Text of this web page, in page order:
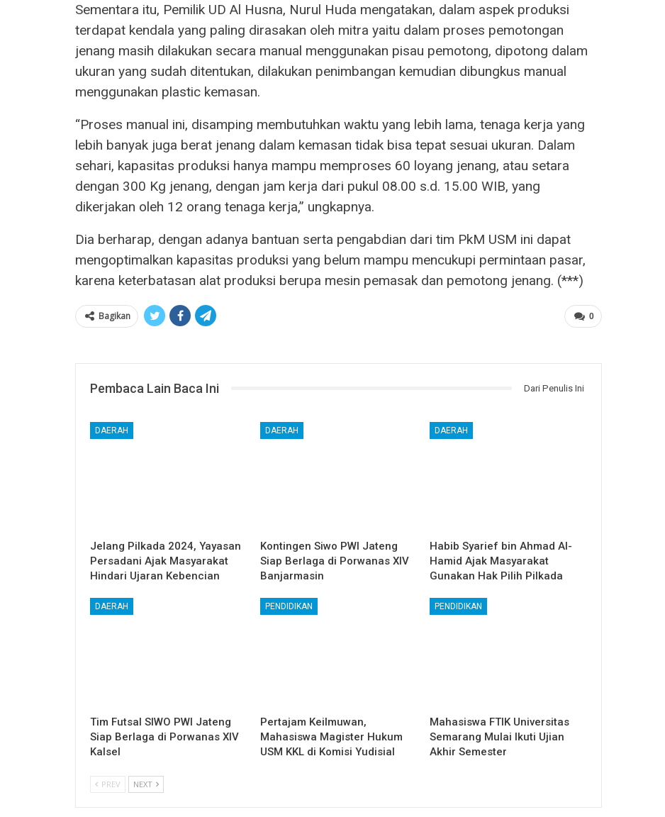
Sementara itu, Pemilik UD Al Husna, Nurul Huda mengatakan, dalam aspek produksi
terdapat kendala yang paling dirasakan oleh mitra yaitu dalam proses pemotongan
jenang masih dilakukan secara manual menggunakan pisau pemotong, dipotong dalam
ukuran yang sudah ditentukan, dilakukan penimbangan kemudian dibungkus manual
menggunakan plastic kemasan.
“Proses manual ini, disamping membutuhkan waktu yang lebih lama, tenaga kerja yang
lebih banyak juga berat jenang dalam kemasan tidak bisa tepat sesuai ukuran. Dalam
sehari, kapasitas produksi hanya mampu memproses 60 loyang jenang, atau setara
dengan 300 Kg jenang, dengan jam kerja dari pukul 08.00 s.d. 15.00 WIB, yang
dikerjakan oleh 12 orang tenaga kerja,” ungkapnya.
Dia berharap, dengan adanya bantuan serta pengabdian dari tim PkM USM ini dapat
mengoptimalkan kapasitas produksi yang belum mampu mencukupi permintaan pasar,
karena keterbatasan alat produksi berupa mesin pemasak dan pemotong jenang. (***)
0
Bagikan
Pembaca Lain Baca Ini Dari Penulis Ini
DAERAH
Jelang Pilkada 2024, Yayasan
Persadani Ajak Masyarakat
Hindari Ujaran Kebencian
DAERAH
Kontingen Siwo PWI Jateng
Siap Berlaga di Porwanas XIV
Banjarmasin
DAERAH
Habib Syarief bin Ahmad Al-
Hamid Ajak Masyarakat
Gunakan Hak Pilih Pilkada
DAERAH
Tim Futsal SIWO PWI Jateng
Siap Berlaga di Porwanas XIV
Kalsel
PENDIDIKAN
Pertajam Keilmuwan,
Mahasiswa Magister Hukum
USM KKL di Komisi Yudisial
PENDIDIKAN
Mahasiswa FTIK Universitas
Semarang Mulai Ikuti Ujian
Akhir Semester
PREV NEXT